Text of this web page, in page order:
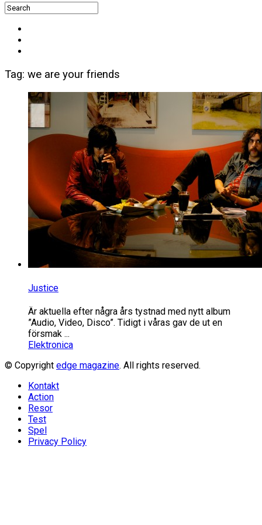
Tag: we are your friends
Justice
Är aktuella efter några års tystnad med nytt album
”Audio, Video, Disco”. Tidigt i våras gav de ut en
försmak ...
Elektronica
© Copyright edge magazine. All rights reserved.
Kontakt
Action
Resor
Test
Spel
Privacy Policy